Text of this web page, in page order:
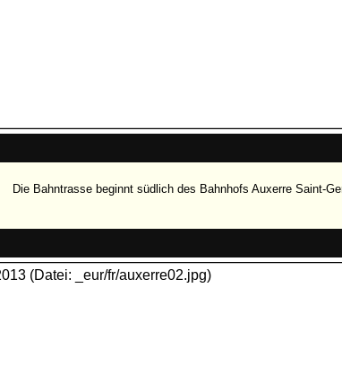
Die Bahntrasse beginnt südlich des Bahnhofs Auxerre Saint-